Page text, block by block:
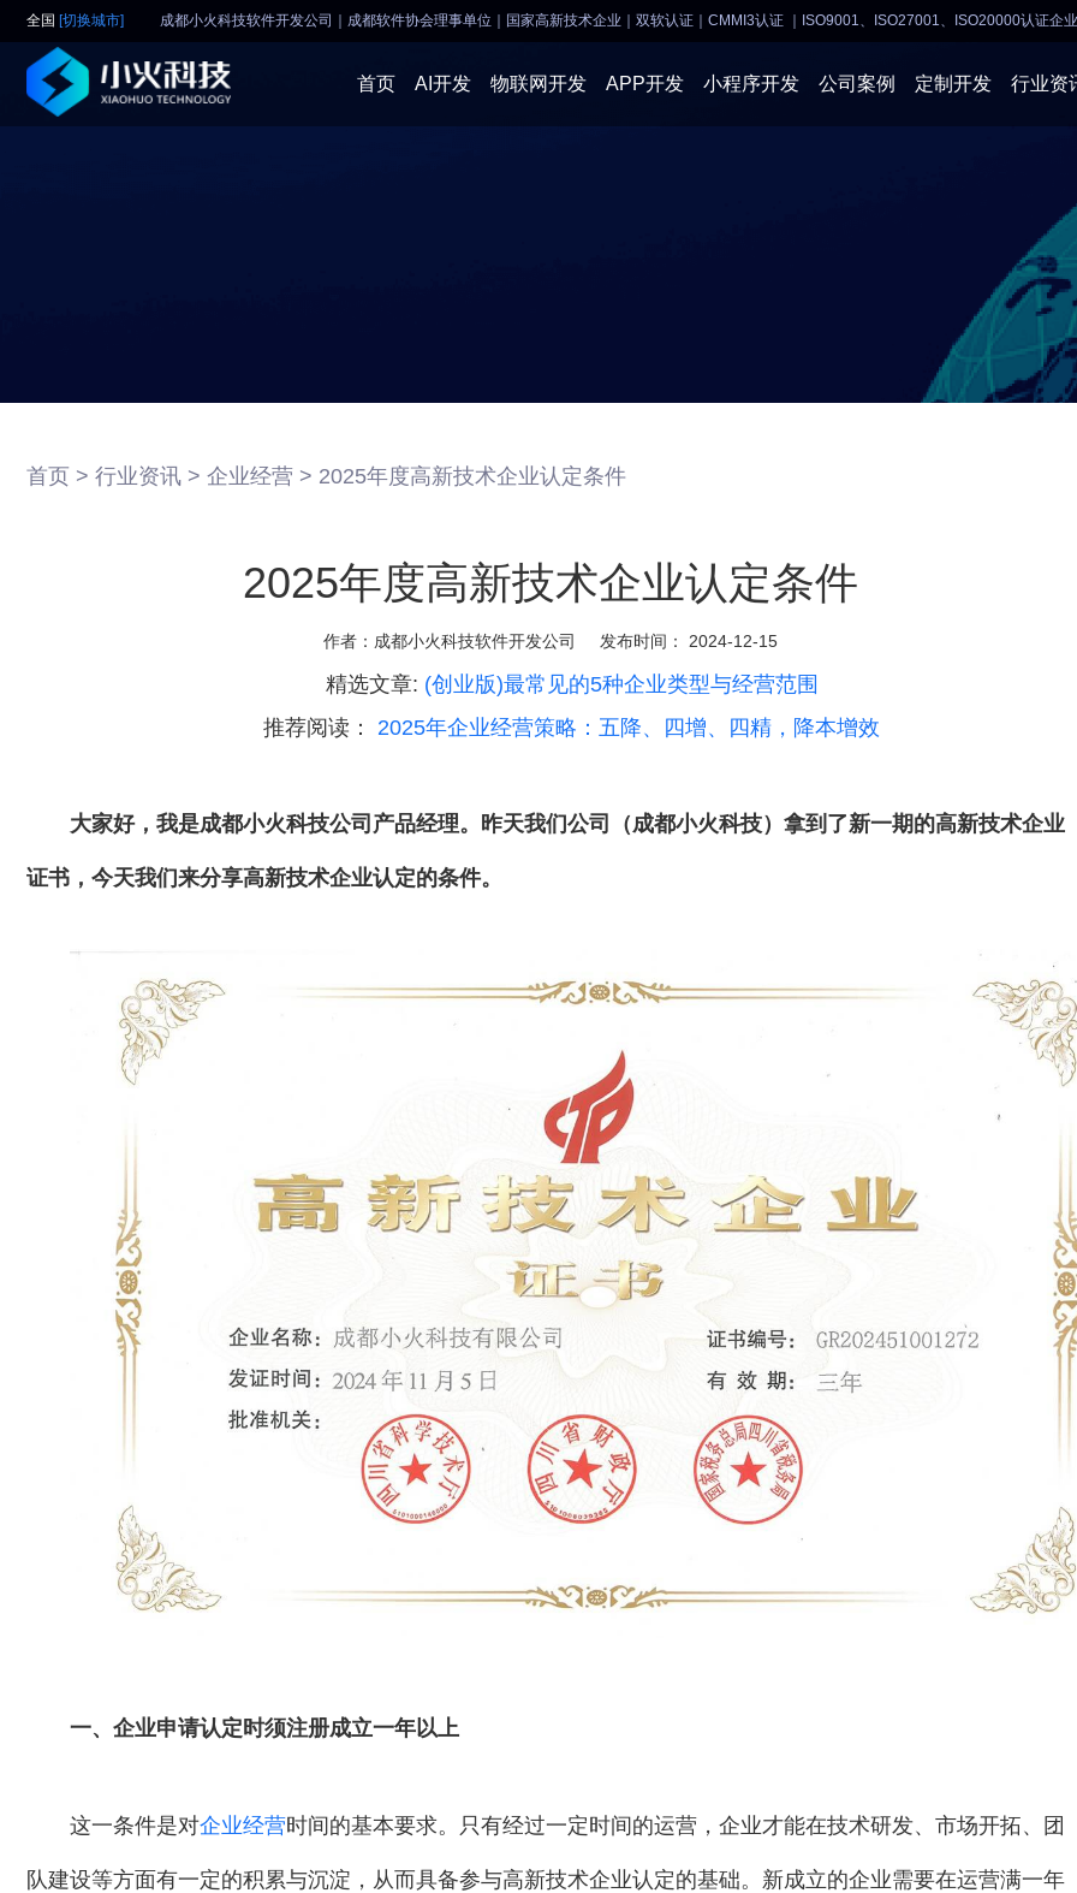
全国 [切换城市] 成都小火科技软件开发公司｜成都软件协会理事单位 国家高新技术企业｜双软认证｜CMMI3认证 ｜ISO9001、ISO27001、ISO20000认证企业
首页 AI开发 物联网开发 APP开发 小程序开发 公司案例 定制开发 行业资
小程序
系统开发
物联网
网站建设
企业经营
商业行情
首页 > 行业资讯 > 企业经营 > 2025年度高新技术企业认定条件
2025年度高新技术企业认定条件
作者： 成都小火科技软件开发公司 发布时间： 2024-12-15
精选文章: (创业版)最常见的5种企业类型与经营范围
推荐阅读： 2025年企业经营策略：五降、四增、四精，降本增效
大家好，我是成都小火科技公司产品经理。 昨天我们公司（成都小火科技）拿到了新一期的高新技术企业
证书，今天我们来分享高新技术企业认定的条件。
一、企业申请认定时须注册成立一年以上
这一条件是对企业经营时间的基本要求。只有经过一定时间的运营，企业才能在技术研发、市场开拓、团
队建设等方面有一定的积累与沉淀，从而具备参与高新技术企业认定的基础。新成立的企业需要在运营满一年